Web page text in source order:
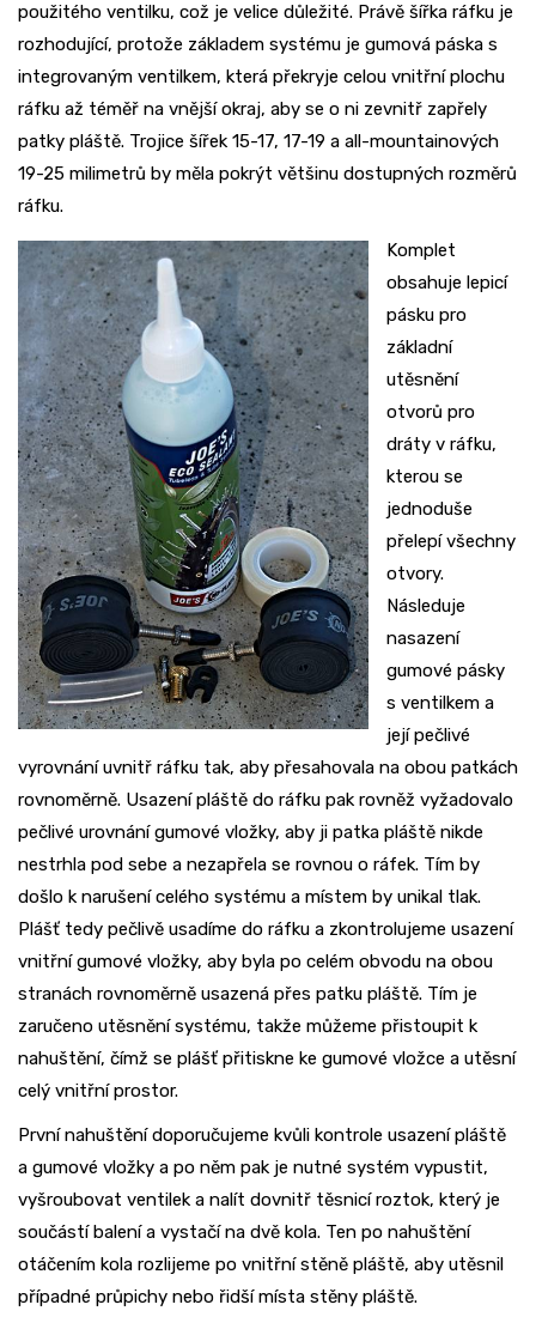
použitého ventilku, což je velice důležité. Právě šířka ráfku je
rozhodující, protože základem systému je gumová páska s
integrovaným ventilkem, která překryje celou vnitřní plochu
ráfku až téměř na vnější okraj, aby se o ni zevnitř zapřely
patky pláště. Trojice šířek 15-17, 17-19 a all-mountainových
19-25 milimetrů by měla pokrýt většinu dostupných rozměrů
ráfku.
Komplet
obsahuje lepicí
pásku pro
základní
utěsnění
otvorů pro
dráty v ráfku,
kterou se
jednoduše
přelepí všechny
otvory.
Následuje
nasazení
gumové pásky
s ventilkem a
její pečlivé
vyrovnání uvnitř ráfku tak, aby přesahovala na obou patkách
rovnoměrně. Usazení pláště do ráfku pak rovněž vyžadovalo
pečlivé urovnání gumové vložky, aby ji patka pláště nikde
nestrhla pod sebe a nezapřela se rovnou o ráfek. Tím by
došlo k narušení celého systému a místem by unikal tlak.
Plášť tedy pečlivě usadíme do ráfku a zkontrolujeme usazení
vnitřní gumové vložky, aby byla po celém obvodu na obou
stranách rovnoměrně usazená přes patku pláště. Tím je
zaručeno utěsnění systému, takže můžeme přistoupit k
nahuštění, čímž se plášť přitiskne ke gumové vložce a utěsní
celý vnitřní prostor.
První nahuštění doporučujeme kvůli kontrole usazení pláště
a gumové vložky a po něm pak je nutné systém vypustit,
vyšroubovat ventilek a nalít dovnitř těsnicí roztok, který je
součástí balení a vystačí na dvě kola. Ten po nahuštění
otáčením kola rozlijeme po vnitřní stěně pláště, aby utěsnil
případné průpichy nebo řidší místa stěny pláště.